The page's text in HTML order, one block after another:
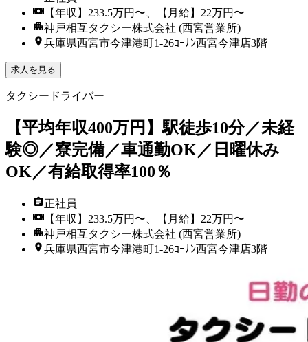
【年収】233.5万円〜、【月給】22万円〜
神戸相互タクシー株式会社 (西宮営業所)
兵庫県西宮市今津港町1-26ｺｰﾅﾝ西宮今津店3階
求人を見る
タクシードライバー
【平均年収400万円】駅徒歩10分／未経
験◎／寮完備／車通勤OK／日曜休み
OK／有給取得率100％
正社員
【年収】233.5万円〜、【月給】22万円〜
神戸相互タクシー株式会社 (西宮営業所)
兵庫県西宮市今津港町1-26ｺｰﾅﾝ西宮今津店3階